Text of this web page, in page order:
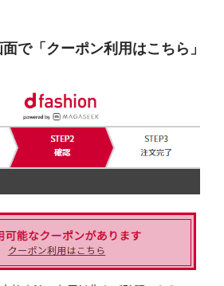
で「クーポン利用はこちら」